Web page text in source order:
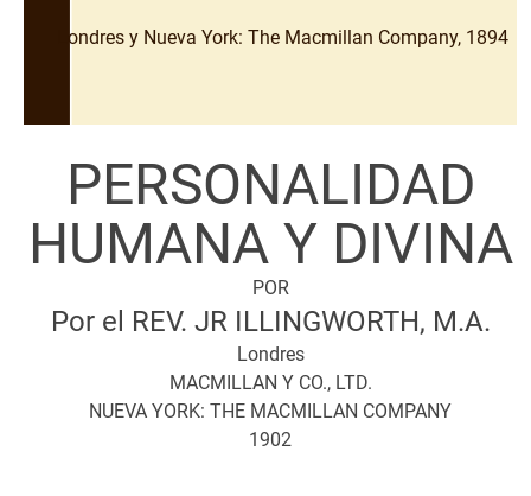
Londres y Nueva York: The Macmillan Company, 1894
PERSONALIDAD
HUMANA Y DIVINA
POR
Por el REV. JR ILLINGWORTH, M.A.
Londres
MACMILLAN Y CO., LTD.
NUEVA YORK: THE MACMILLAN COMPANY
1902